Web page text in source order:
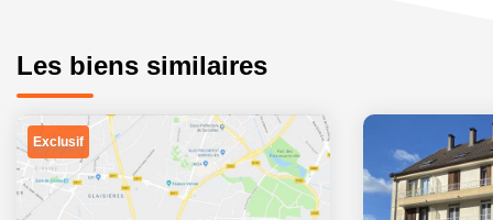
Les biens similaires
Exclusif